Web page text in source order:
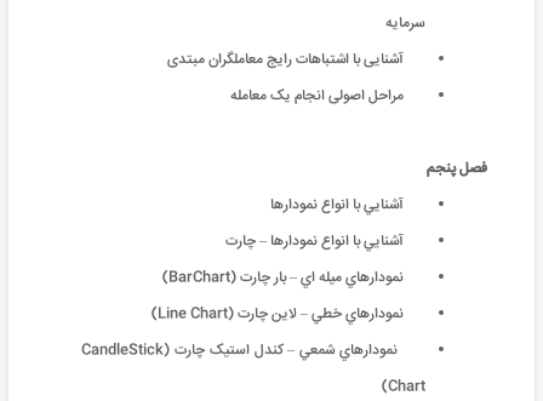
سرمایه
آشنایی با اشتباهات رایج معاملگران مبتدی
مراحل اصولی انجام یک معامله
فصل پنجم
آشنايي با انواع نمودارها
آشنايي با انواع نمودارها – چارت
نمودارهاي ميله اي – بار چارت (BarChart)
نمودارهاي خطي – لاین چارت (Line Chart)
نمودارهاي شمعي – کندل استیک چارت (CandleStick
Chart)